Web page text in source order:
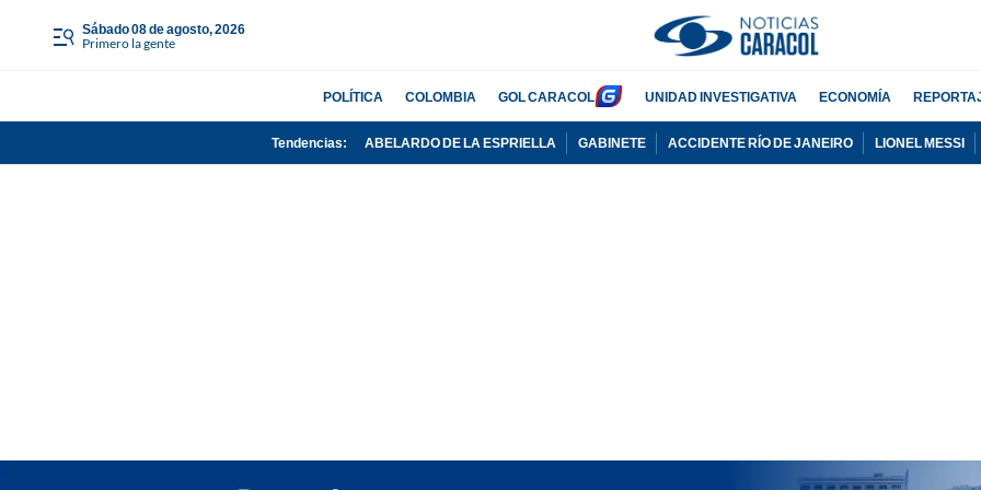
sábado 08 de agosto, 2026
Primero la gente
POLÍTICA COLOMBIA GOL CARACOL UNIDAD INVESTIGATIVA ECONOMÍA
Tendencias: ABELARDO DE LA ESPRIELLA GABINETE ACCIDENTE RÍO DE JANEIRO LIONEL MESSI